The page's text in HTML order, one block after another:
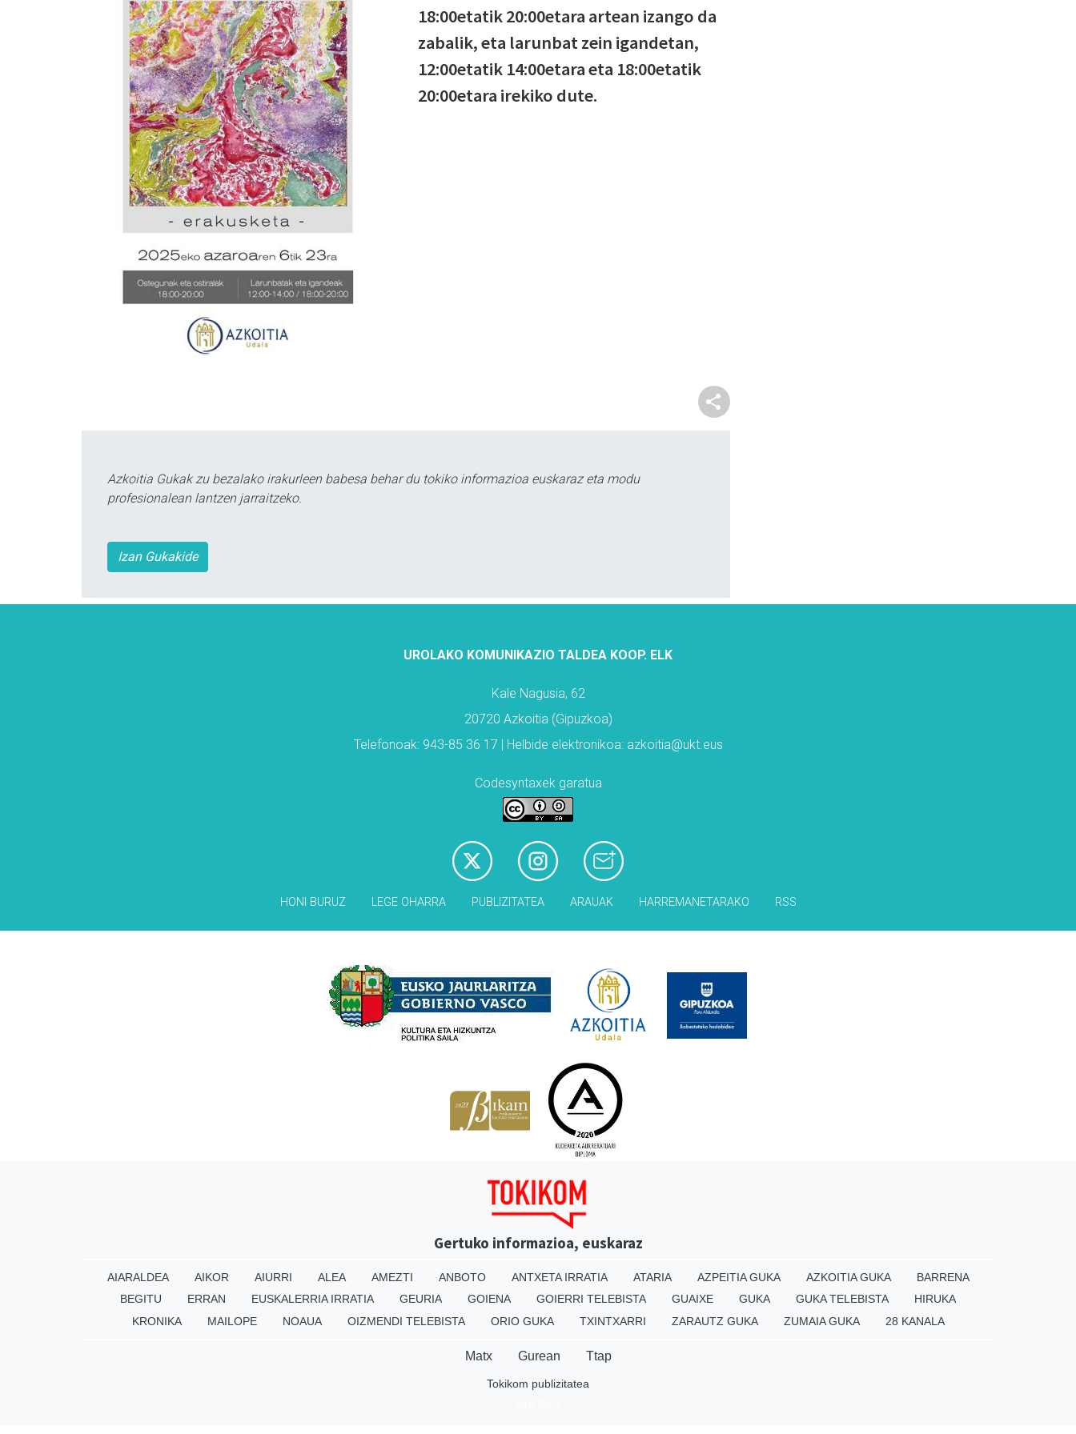
18:00etatik 20:00etara artean izango da
zabalik, eta larunbat zein igandetan,
12:00etatik 14:00etara eta 18:00etatik
20:00etara irekiko dute.
Azkoitia Gukak zu bezalako irakurleen babesa behar du tokiko informazioa euskaraz eta modu
profesionalean lantzen jarraitzeko.
Izan Gukakide
UROLAKO KOMUNIKAZIO TALDEA KOOP. ELK
Kale Nagusia, 62
20720 Azkoitia (Gipuzkoa)
Telefonoak: 943-85 36 17 | Helbide elektronikoa: azkoitia@ukt.eus
Codesyntaxek garatua
HONI BURUZ LEGE OHARRA PUBLIZITATEA ARAUAK HARREMANETARAKO RSS
Gertuko informazioa, euskaraz
AIARALDEA AIKOR AIURRI ALEA AMEZTI ANBOTO ANTXETA IRRATIA ATARIA AZPEITIA GUKA AZKOITIA GUKA
BARRENA
BEGITU
ERRAN EUSKALERRIA IRRATIA GEURIA GOIENA GOIERRI TELEBISTA GUAIXE GUKA GUKA TELEBISTA
HIRUKA
KRONIKA
MAILOPE NOAUA OIZMENDI TELEBISTA ORIO GUKA TXINTXARRI ZARAUTZ GUKA ZUMAIA GUKA 28 KANALA
Matx Gurean Ttap
Tokikom publizitatea